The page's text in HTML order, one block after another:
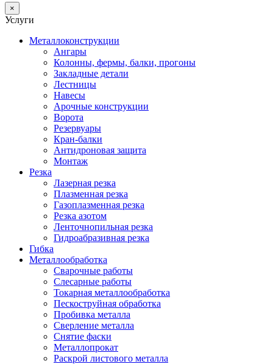
×
Услуги
Металлоконструкции
Ангары
Колонны, фермы, балки, прогоны
Закладные детали
Лестницы
Навесы
Арочные конструкции
Ворота
Резервуары
Кран-балки
Антидроновая защита
Монтаж
Резка
Лазерная резка
Плазменная резка
Газоплазменная резка
Резка азотом
Ленточнопильная резка
Гидроабразивная резка
Гибка
Металлообработка
Сварочные работы
Слесарные работы
Токарная металлообработка
Пескоструйная обработка
Пробивка металла
Сверление металла
Снятие фаски
Металлопрокат
Раскрой листового металла